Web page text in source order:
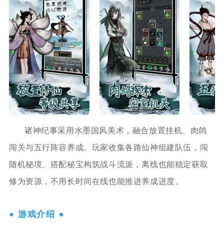
诸神纪事采用水墨国风美术，融合放置挂机、肉鸽
闯关与五行阵容养成。玩家收集各路仙神组建队伍，闯
随机秘境、搭配秘宝构筑战斗流派，离线也能稳定获取
修为资源，不用长时间在线也能推进养成进度。
游戏介绍